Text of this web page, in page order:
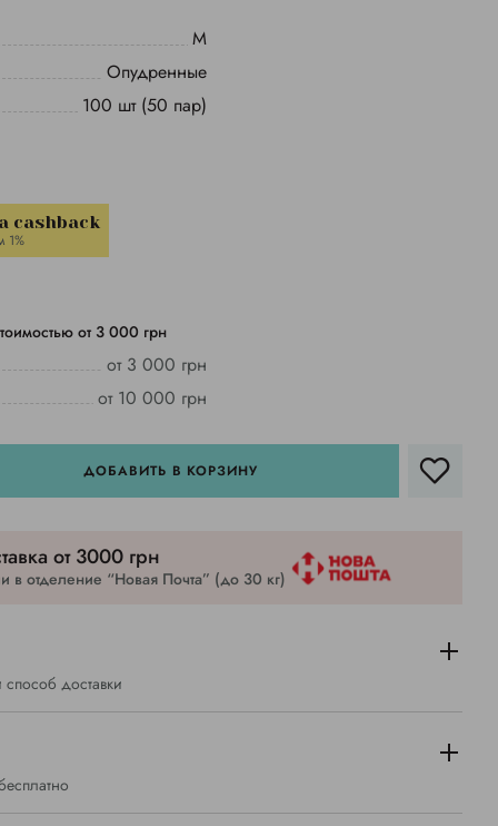
M
Опудренные
100 шт (50 пар)
cashback
1%
от 3 000 грн
от 3 000 грн
от 10 000 грн
ДОБАВИТЬ В КОРЗИНУ
от 3000 грн
в отделение “Новая Почта” (до 30 кг)
доставки